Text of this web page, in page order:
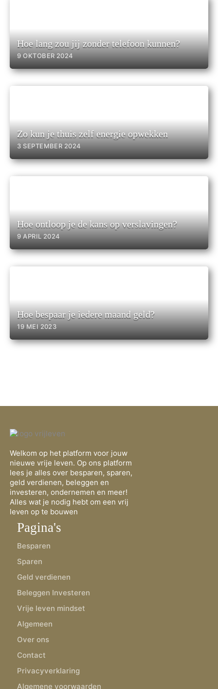
Hoe lang zou jij zonder telefoon kunnen?
9 OKTOBER 2024
Zo kun je thuis zelf energie opwekken
3 SEPTEMBER 2024
Hoe ontloop je de kans op verslavingen?
9 APRIL 2024
Hoe bespaar je iedere maand geld?
19 MEI 2023
Welkom op het platform voor jouw
nieuwe vrije leven. Op ons platform
lees je alles over besparen, sparen,
geld verdienen, beleggen en
investeren, ondernemen en meer!
Alles wat je nodig hebt om een vrij
leven op te bouwen
Pagina's
Besparen
Sparen
Geld verdienen
Beleggen Investeren
Vrije leven mindset
Algemeen
Over ons
Contact
Privacyverklaring
Algemene voorwaarden